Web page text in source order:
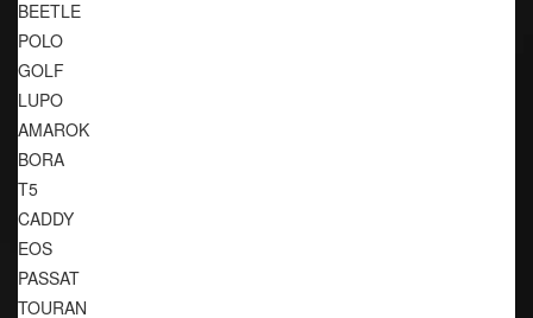
BEETLE
POLO
GOLF
LUPO
AMAROK
BORA
T5
CADDY
EOS
PASSAT
TOURAN